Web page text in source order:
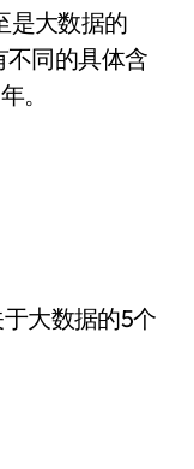
是大数据的
不同的具体含
。
大数据的5个